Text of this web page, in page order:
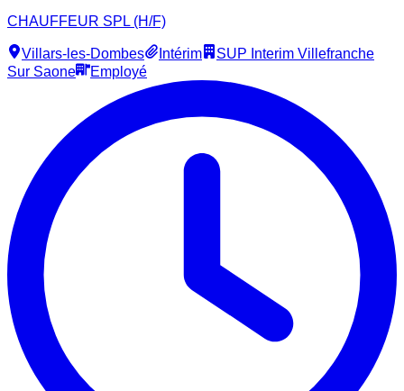
CHAUFFEUR SPL (H/F)
Villars-les-Dombes Intérim
SUP Interim Villefranche
Sur Saone
Employé